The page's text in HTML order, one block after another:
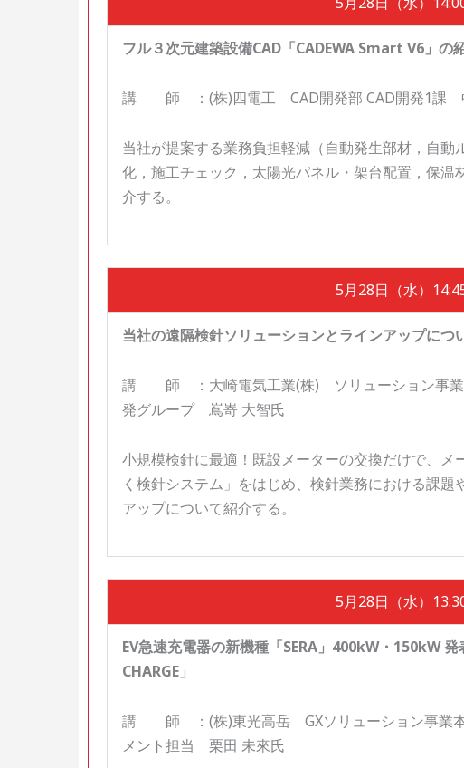
フル３次元建築設備CAD「CADEWA Smart V6」の
講 師 ：(株)四電工 CAD開発部 CAD開発1課
当社が提案する業務負担軽減（自動発生部材，自
化，施工チェック，太陽光パネル・架台配置，保温
介する。
5月28日（水）
当社の遠隔検針ソリューションとラインアップにつ
講 師 ：大崎電気工業(株) ソリューション事業
発グループ 嶌嵜 大智氏
小規模検針に最適！既設メーターの交換だけで、メ
く検針システム」をはじめ、検針業務における課
アップについて紹介する。
5月28日（水）
EV急速充電器の新機種「SERA」400kW・150kW
CHARGE」
講 師 ：(株)東光高岳 GXソリューション事業本
メント担当 栗田 未來氏